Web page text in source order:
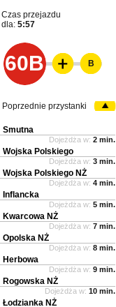
Czas przejazdu
dla: 5:57
60B B
Poprzednie przystanki
Smutna
Dojeżdża w: 2 min.
Wojska Polskiego
Dojeżdża w: 3 min.
Wojska Polskiego NŻ
Dojeżdża w: 4 min.
Inflancka
Dojeżdża w: 5 min.
Kwarcowa NŻ
Dojeżdża w: 7 min.
Opolska NŻ
Dojeżdża w: 8 min.
Herbowa
Dojeżdża w: 9 min.
Rogowska NŻ
Dojeżdża w: 10 min.
Łodzianka NŻ